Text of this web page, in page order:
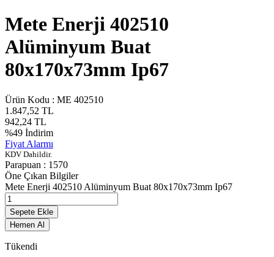
Mete Enerji 402510
Alüminyum Buat
80x170x73mm Ip67
Ürün Kodu : ME 402510
1.847,52 TL
942,24 TL
%49 İndirim
Fiyat Alarmı
KDV Dahildir.
Parapuan : 1570
Öne Çıkan Bilgiler
Mete Enerji 402510 Alüminyum Buat 80x170x73mm Ip67
Sepete Ekle
Hemen Al
Tükendi